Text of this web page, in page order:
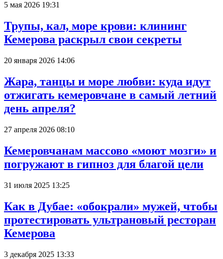
5 мая 2026 19:31
Трупы, кал, море крови: клининг
Кемерова раскрыл свои секреты
20 января 2026 14:06
Жара, танцы и море любви: куда идут
отжигать кемеровчане в самый летний
день апреля?
27 апреля 2026 08:10
Кемеровчанам массово «моют мозги» и
погружают в гипноз для благой цели
31 июля 2025 13:25
Как в Дубае: «обокрали» мужей, чтобы
протестировать ультрановый ресторан
Кемерова
3 декабря 2025 13:33